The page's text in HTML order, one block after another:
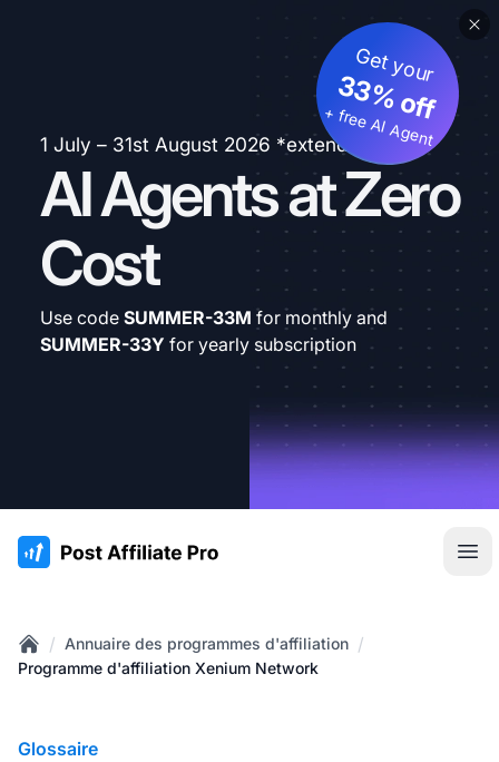
1 July – 31st August 2026 *extended
AI Agents at Zero
Cost
Get your
33% off
+ free AI Agent
Use code SUMMER-33M for monthly and
SUMMER-33Y for yearly subscription
:site.title
Home
/ Annuaire des programmes d'affiliation /
Programme d'affiliation Xenium Network
Glossaire